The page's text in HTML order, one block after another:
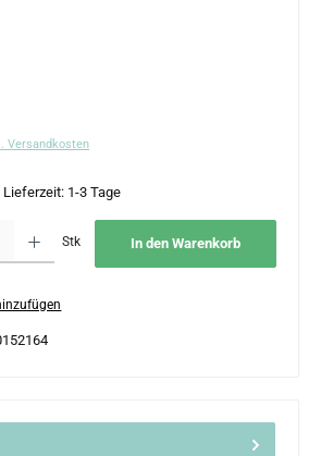
Versandkosten
1-3 Tage
Stk In den Warenkorb